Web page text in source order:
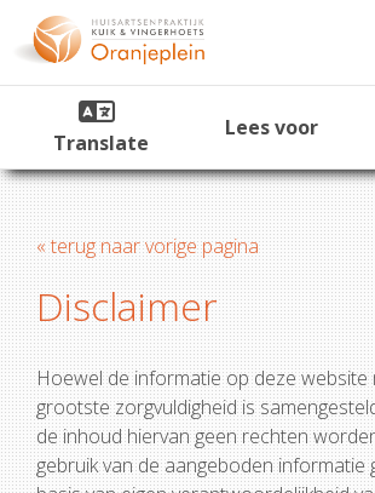
Translate
Lees voor
« terug naar vorige pagina
Disclaimer
Hoewel de informatie op deze website
grootste zorgvuldigheid is
de inhoud hiervan geen rechten
gebruik van de aangeboden informatie